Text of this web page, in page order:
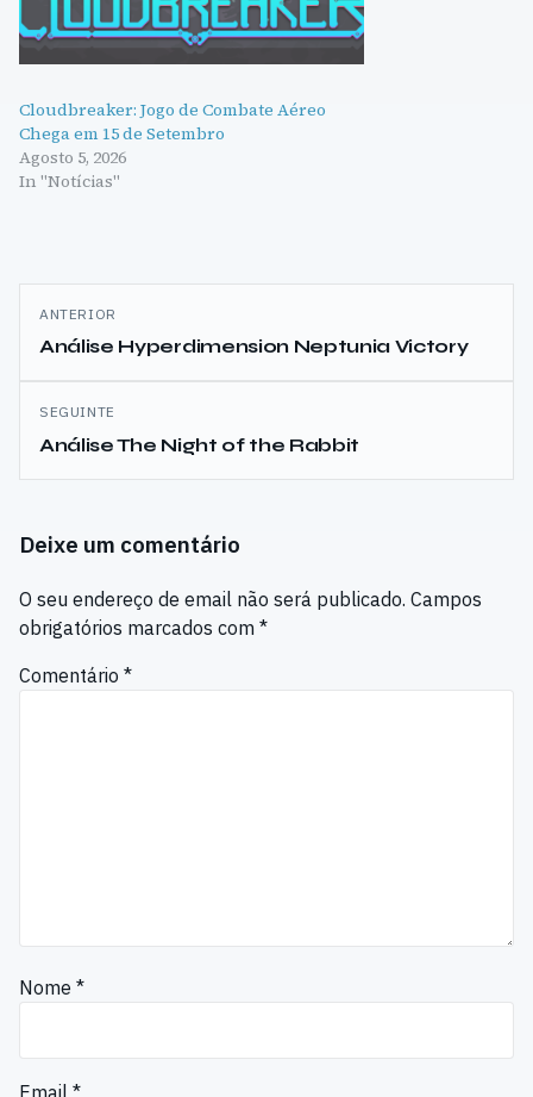
Cloudbreaker: Jogo de Combate Aéreo
Chega em 15 de Setembro
Agosto 5, 2026
In "Notícias"
Navegação
de
artigos
ANTERIOR
Análise Hyperdimension Neptunia Victory
SEGUINTE
Análise The Night of the Rabbit
Deixe um comentário
O seu endereço de email não será publicado. Campos
obrigatórios marcados com *
Comentário *
Nome *